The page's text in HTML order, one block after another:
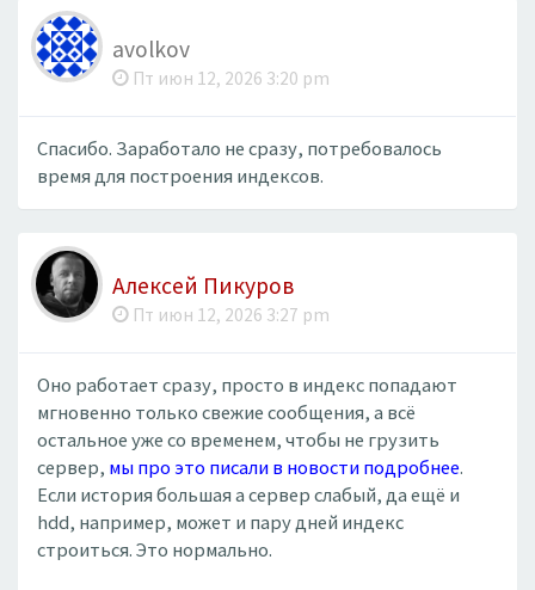
avolkov
Пт июн 12, 2026 3:20 pm
Спасибо. Заработало не сразу, потребовалось
время для построения индексов.
Алексей Пикуров
Пт июн 12, 2026 3:27 pm
Оно работает сразу, просто в индекс попадают
мгновенно только свежие сообщения, а всё
остальное уже со временем, чтобы не грузить
сервер, мы про это писали в новости подробнее.
Если история большая а сервер слабый, да ещё и
hdd, например, может и пару дней индекс
строиться. Это нормально.